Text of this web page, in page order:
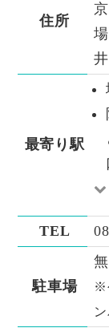
住所
最寄り駅
TEL
駐車場
無
※